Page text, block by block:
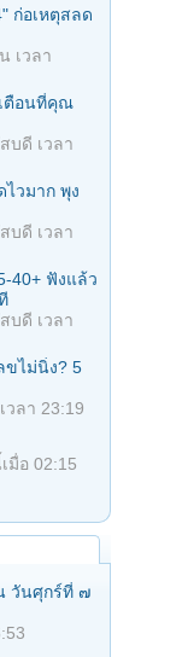
ก่อเหตุสลด
เวลา
ตือนที่คุณ
บดี เวลา
วมาก พุง
บดี เวลา
40+ ฟังแล้ว
บดี เวลา
ขไม่นิ่ง? 5
วลา 23:19
มื่อ 02:15
วันศุกร์ที่ ๗